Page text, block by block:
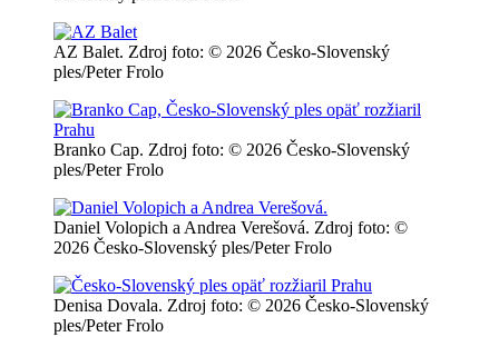
AZ Balet. Zdroj foto: © 2026 Česko-Slovenský
ples/Peter Frolo
Branko Cap. Zdroj foto: © 2026 Česko-Slovenský
ples/Peter Frolo
Daniel Volopich a Andrea Verešová. Zdroj foto: ©
2026 Česko-Slovenský ples/Peter Frolo
Denisa Dovala. Zdroj foto: © 2026 Česko-Slovenský
ples/Peter Frolo